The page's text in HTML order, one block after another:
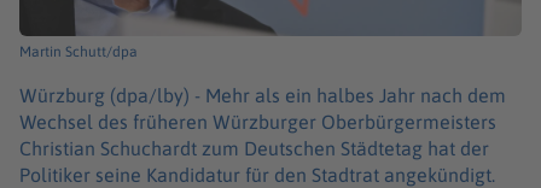
Martin Schutt/dpa
Würzburg (dpa/lby) - Mehr als ein halbes Jahr nach dem
Wechsel des früheren Würzburger Oberbürgermeisters
Christian Schuchardt zum Deutschen Städtetag hat der
Politiker seine Kandidatur für den Stadtrat angekündigt.